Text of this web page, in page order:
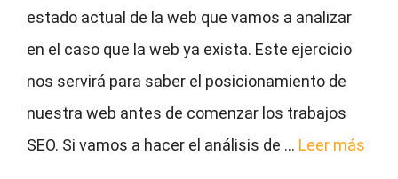
estado actual de la web que vamos a analizar
en el caso que la web ya exista. Este ejercicio
nos servirá para saber el posicionamiento de
nuestra web antes de comenzar los trabajos
SEO. Si vamos a hacer el análisis de … Leer más